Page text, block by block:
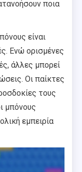
ποια
είναι
Ενώ ορισμένες
άλλες μπορεί
Οι παίκτες
τους
μπόνους
εμπειρία